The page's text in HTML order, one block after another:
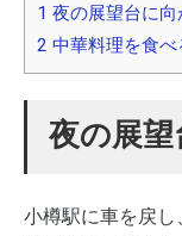
1 夜の展望台に向
2 中華料理を食べ
夜の展
小樽駅に車を戻